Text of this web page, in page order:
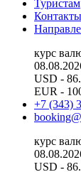
Туристам
Контакты
курс
USD -
EUR -
+7 (343)
курс
USD -